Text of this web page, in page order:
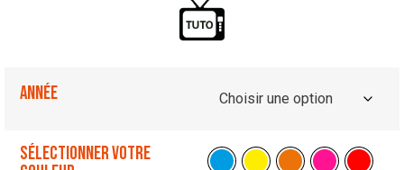
Année
Sélectionner votre